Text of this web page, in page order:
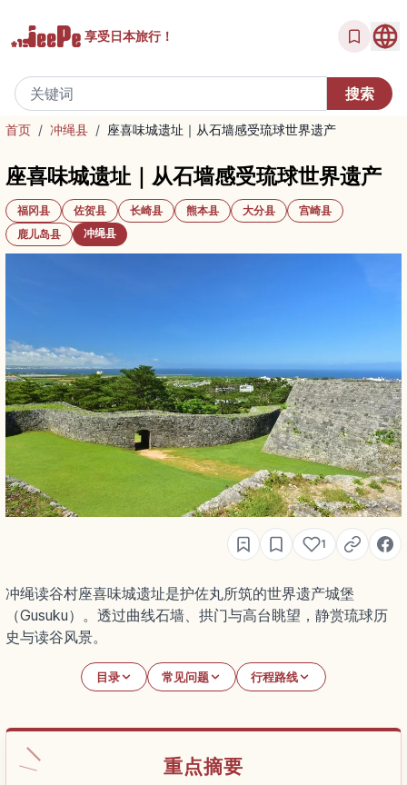
享受日本旅行！
首页 / 冲绳县 / 座喜味城遗址｜从石墙感受琉球世界遗产
座喜味城遗址｜从石墙感受琉球世界遗产
福冈县 佐贺县 长崎县 熊本县 大分县
宫崎县
鹿儿岛县
冲绳县
1
冲绳读谷村座喜味城遗址是护佐丸所筑的世界遗产城堡
（Gusuku）。透过曲线石墙、拱门与高台眺望，静赏琉球历
史与读谷风景。
目录 常见问题 行程路线
重点摘要